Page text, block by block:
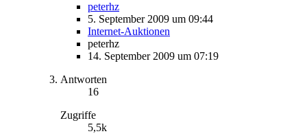
peterhz
5. September 2009 um 09:44
Internet-Auktionen
peterhz
14. September 2009 um 07:19
Antworten
16
Zugriffe
5,5k